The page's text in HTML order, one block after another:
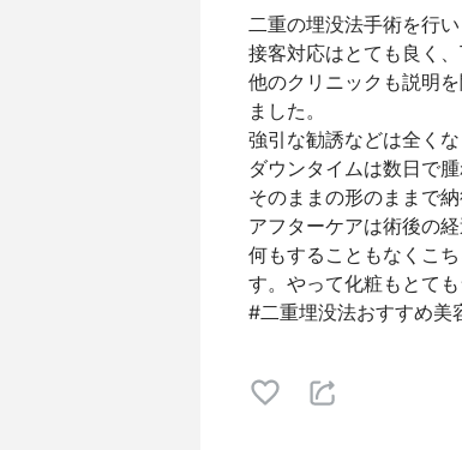
二重の埋没法手術を行い
接客対応はとても良く
他のクリニックも説明
ました。
強引な勧誘などは全く
ダウンタイムは数日で
そのままの形のままで納
アフターケアは術後の
何もすることもなくこ
す。やって化粧もとて
#二重埋没法おすすめ美